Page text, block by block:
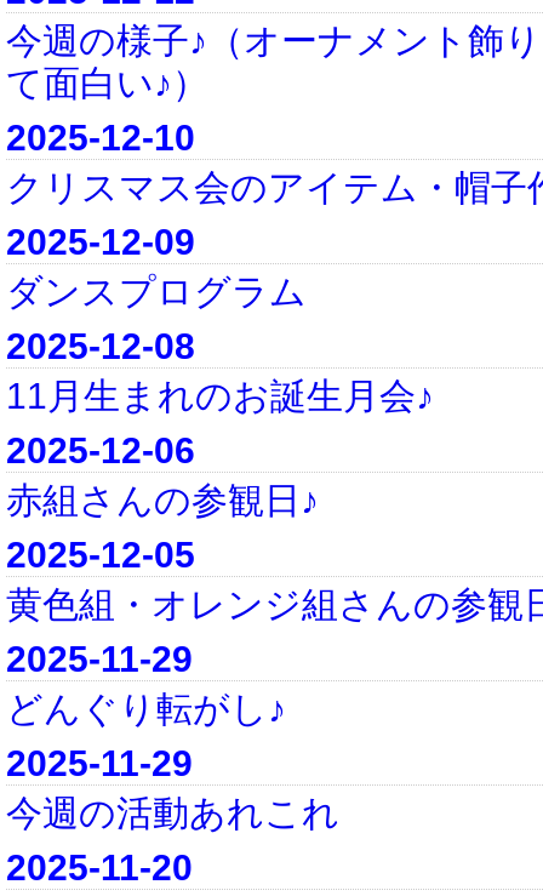
今週の様子♪（オーナメント飾
て面白い♪）
2025-12-10
クリスマス会のアイテム・帽子
2025-12-09
ダンスプログラム
2025-12-08
11月生まれのお誕生月会♪
2025-12-06
赤組さんの参観日♪
2025-12-05
黄色組・オレンジ組さんの参観
2025-11-29
どんぐり転がし♪
2025-11-29
今週の活動あれこれ
2025-11-20